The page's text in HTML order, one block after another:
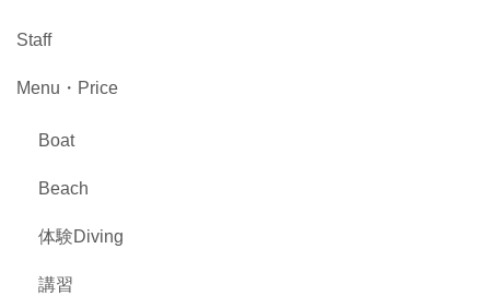
Staff
Menu・Price
Boat
Beach
体験Diving
講習